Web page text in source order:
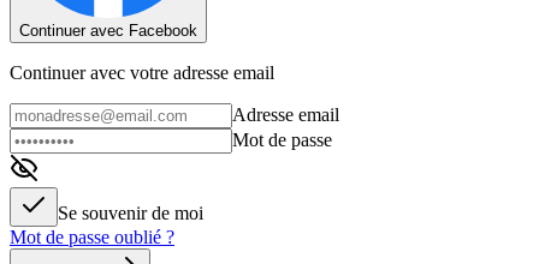
Continuer avec Facebook
Continuer avec votre adresse email
Adresse email
Mot de passe
Se souvenir de moi
Mot de passe oublié ?